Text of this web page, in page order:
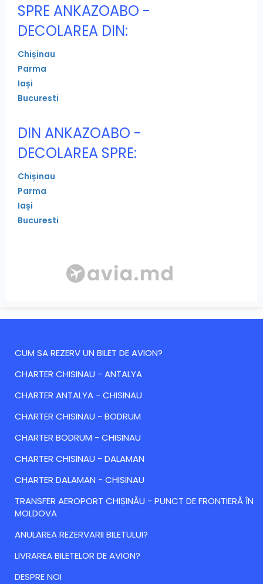
SPRE ANKAZOABO -
DECOLAREA DIN:
Chișinau
Parma
Iași
Bucuresti
DIN ANKAZOABO -
DECOLAREA SPRE:
Chișinau
Parma
Iași
Bucuresti
CUM SA REZERV UN BILET DE AVION?
CHARTER CHISINAU - ANTALYA
CHARTER ANTALYA - CHISINAU
CHARTER CHISINAU - BODRUM
CHARTER BODRUM - CHISINAU
CHARTER CHISINAU - DALAMAN
CHARTER DALAMAN - CHISINAU
TRANSFER AEROPORT CHIȘINĂU - PUNCT DE FRONTIERĂ ÎN
MOLDOVA
ANULAREA REZERVARII BILETULUI?
LIVRAREA BILETELOR DE AVION?
DESPRE NOI